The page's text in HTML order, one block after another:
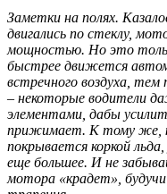
Заметки на полях.
двигались по стеклу,
мощностью. Но это
быстрее движется
встречного воздуха,
– некоторые водители
элементами, дабы
прижимает. К тому же,
покрывается коркой
еще большее. И не
мотора «крадет»,